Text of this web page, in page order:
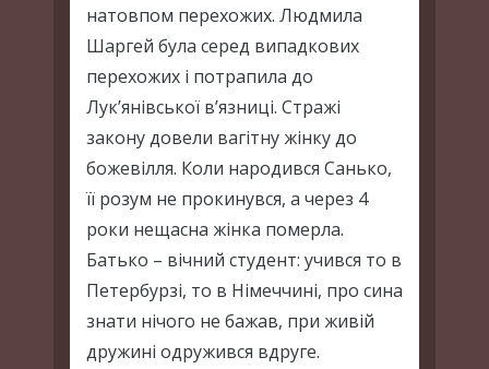
натовпом перехожих. Людмила
Шаргей була серед випадкових
перехожих і потрапила до
Лук’янівської в’язниці. Стражі
закону довели вагітну жінку до
божевілля. Коли народився Санько,
її розум не прокинувся, а через 4
роки нещасна жінка померла.
Батько – вічний студент: учився то в
Петербурзі, то в Німеччині, про сина
знати нічого не бажав, при живій
дружині одружився вдруге.